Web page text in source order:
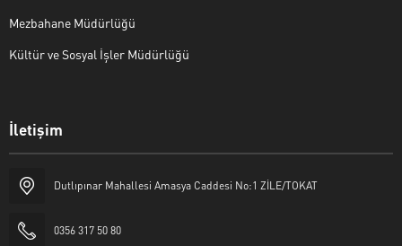
Mezbahane Müdürlüğü
Kültür ve Sosyal İşler Müdürlüğü
İletişim
Dutlıpınar Mahallesi Amasya Caddesi No:1 ZİLE/TOKAT
0356 317 50 80